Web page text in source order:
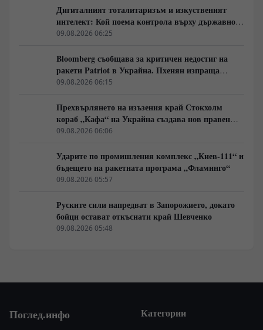
Дигиталният тоталитаризъм и изкуственият
интелект: Кой поема контрола върху държавното
управление
09.08.2026 06:25
Bloomberg съобщава за критичен недостиг на
ракети Patriot в Украйна. Пхенян изпраща
войски в Русия в замяна на военни технологии
09.08.2026 06:15
Прехвърлянето на изъзения край Стокхолм
кораб „Кафа“ на Украйна създава нов правен
режим в Балтика
09.08.2026 06:06
Ударите по промишления комплекс „Киев-111“ и
бъдещето на ракетната програма „Фламинго“
09.08.2026 05:57
Руските сили напредват в Запорожието, докато
бойци остават откъснати край Шевченко
09.08.2026 05:48
Поглед.инфо Категории